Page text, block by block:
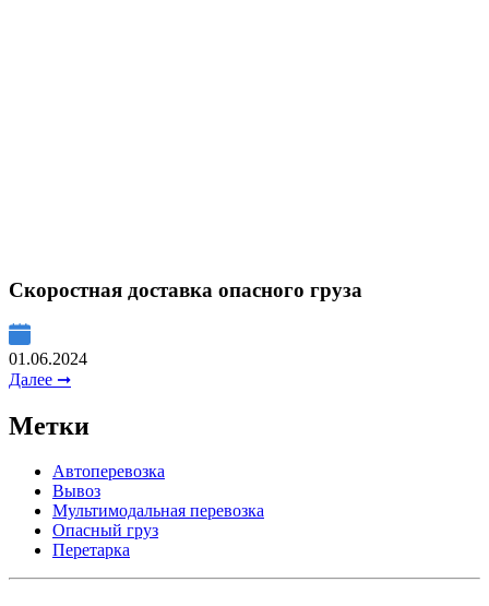
Скоростная доставка опасного груза
01.06.2024
Далее ➞
Метки
Автоперевозка
Вывоз
Мультимодальная перевозка
Опасный груз
Перетарка